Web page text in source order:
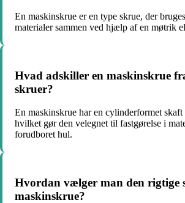
En maskinskrue er en type skrue, der
materialer sammen ved hjælp af en møtrik
Hvad adskiller en maskinskrue
skruer?
En maskinskrue har en cylinderformet
hvilket gør den velegnet til fastgørelse i
forudboret hul.
Hvordan vælger man den rigtige
maskinskrue?